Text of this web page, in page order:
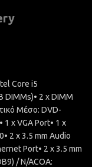
Core i5
DIMMs)• 2 x DIMM
Μέσο: DVD-
x VGA Port• 1 x
2 x 3.5 mm Audio
Port• 2 x 3.5 mm
/ N/ACOA: